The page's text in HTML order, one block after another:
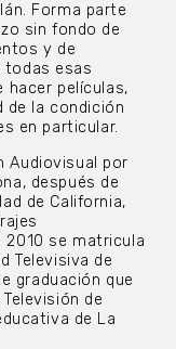
Forma parte
sin fondo de
y de
todas esas
hacer películas,
de la condición
en particular.
Audiovisual por
después de
de California,
2010 se matricula
Televisiva de
graduación que
de
de La